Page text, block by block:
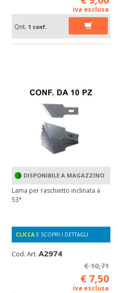
iva esclusa
Qnt. 1 conf.
DISPONIBILE A MAGAZZINO
Lama per raschietto inclinata a
53°
CLICCA E SCOPRI I DETTAGLI
Cod. Art. A2974
€ 10,71
€ 7,50
iva esclusa